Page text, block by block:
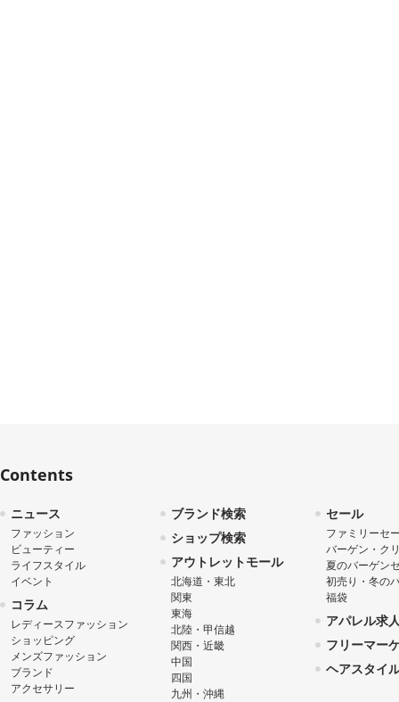
Contents
ニュース
ファッション
ビューティー
ライフスタイル
イベント
コラム
レディースファッション
ショッピング
メンズファッション
ブランド
アクセサリー
ブランド検索
ショップ検索
アウトレットモール
北海道・東北
関東
東海
北陸・甲信越
関西・近畿
中国
四国
九州・沖縄
セール
ファミリーセ
バーゲン・ク
夏のバーゲン
初売り・冬の
福袋
アパレル求
フリーマー
ヘアスタイ